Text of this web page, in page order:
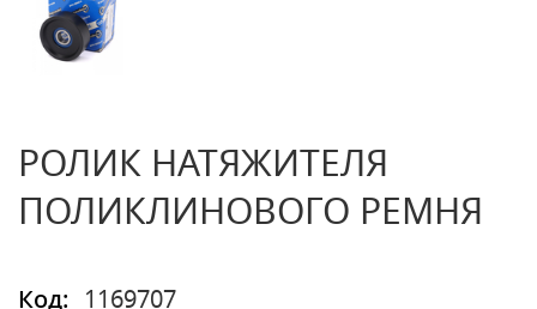
РОЛИК НАТЯЖИТЕЛЯ
ПОЛИКЛИНОВОГО РЕМНЯ
Код:
1169707